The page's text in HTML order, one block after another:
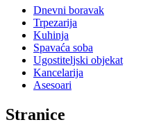
Dnevni boravak
Trpezarija
Kuhinja
Spavaća soba
Ugostiteljski objekat
Kancelarija
Asesoari
Stranice